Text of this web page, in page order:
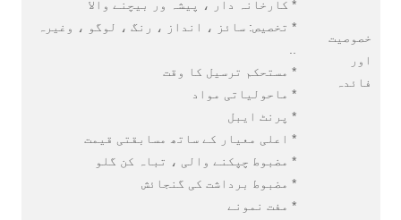
خصوصیت
اور
فائدہ
* کارخانہ دار ، پیشہ ور بیچنے والا
* تخصیص: سائز ، انداز ، رنگ ، لوگو ، وغیرہ
* مستحکم ترسیل کا وقت
* ماحولیاتی مواد
* پرنٹ ایبل
* اعلی معیار کے ساتھ مسابقتی قیمت
* مضبوط چپکنے والی ، تباہ کن گلو
* مضبوط برداشت کی گنجائش
* مفت نمونے